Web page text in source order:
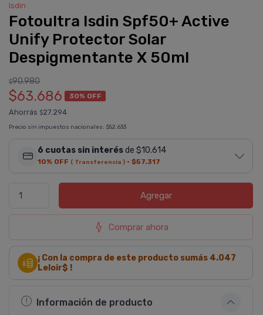
Isdin
Fotoultra Isdin Spf50+ Active
Unify Protector Solar
Despigmentante X 50ml
$90.980
$63.686 30% OFF
Ahorrás $27.294
Precio sin impuestos nacionales: $52.633
6 cuotas sin interésde $10.614
10% OFF ( Transferencia ) · $57.317
Agregar
Comprar ahora
¡ Con la compra de este producto sumás 4.047
Leloir$ !
Información de producto